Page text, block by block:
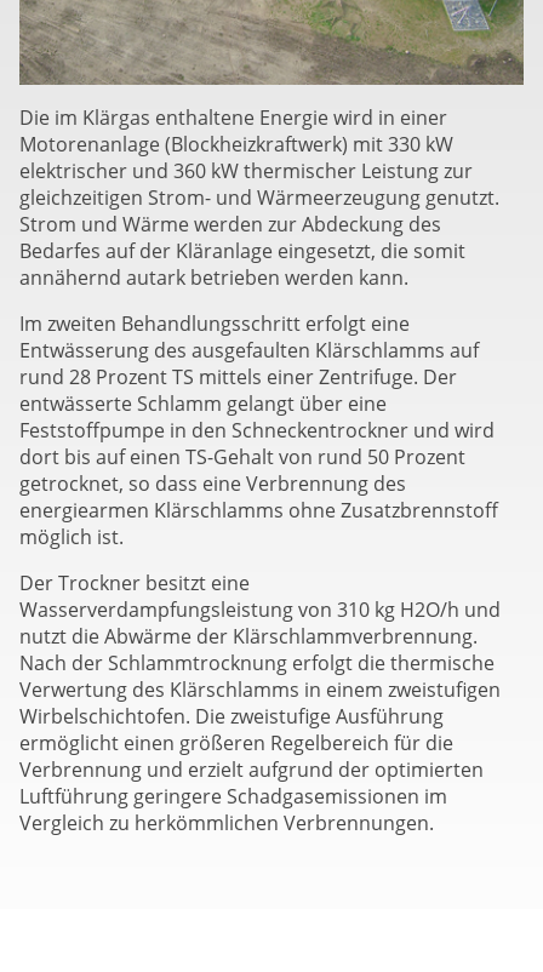
Die im Klärgas enthaltene Energie wird in einer
Motorenanlage (Blockheizkraftwerk) mit 330 kW
elektrischer und 360 kW thermischer Leistung zur
gleichzeitigen Strom- und Wärmeerzeugung genutzt.
Strom und Wärme werden zur Abdeckung des
Bedarfes auf der Kläranlage eingesetzt, die somit
annähernd autark betrieben werden kann.
Im zweiten Behandlungsschritt erfolgt eine
Entwässerung des ausgefaulten Klärschlamms auf
rund 28 Prozent TS mittels einer Zentrifuge. Der
entwässerte Schlamm gelangt über eine
Feststoffpumpe in den Schneckentrockner und wird
dort bis auf einen TS-Gehalt von rund 50 Prozent
getrocknet, so dass eine Verbrennung des
energiearmen Klärschlamms ohne Zusatzbrennstoff
möglich ist.
Der Trockner besitzt eine
Wasserverdampfungsleistung von 310 kg H2O/h und
nutzt die Abwärme der Klärschlammverbrennung.
Nach der Schlammtrocknung erfolgt die thermische
Verwertung des Klärschlamms in einem zweistufigen
Wirbelschichtofen. Die zweistufige Ausführung
ermöglicht einen größeren Regelbereich für die
Verbrennung und erzielt aufgrund der optimierten
Luftführung geringere Schadgasemissionen im
Vergleich zu herkömmlichen Verbrennungen.